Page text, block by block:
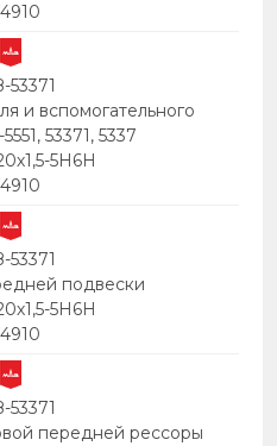
и вспомогательного
53371, 5337
5Н6Н
подвески
5Н6Н
передней рессоры